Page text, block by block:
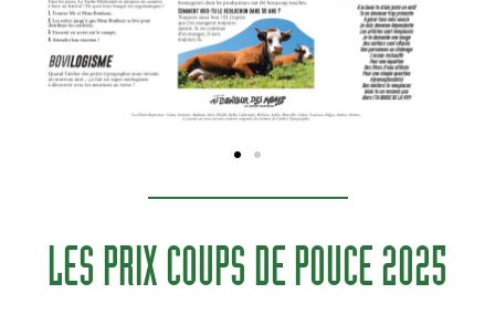
LES PRIX COUPS DE POUCE 2025